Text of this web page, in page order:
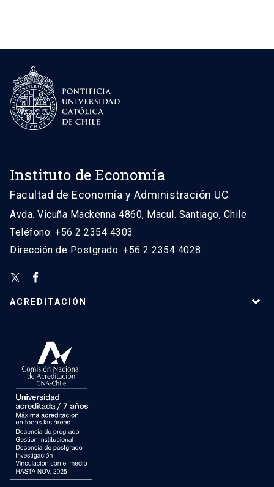
Instituto de Economía
Facultad de Economía y Administración UC
Avda. Vicuña Mackenna 4860, Macul. Santiago, Chile
Teléfono: +56 2 2354 4303
Dirección de Postgrado: +56 2 2354 4028
ACREDITACIÓN